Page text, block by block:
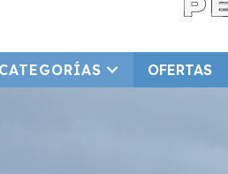
CATEGORÍAS OFERTAS